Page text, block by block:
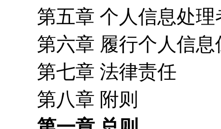
第五章 个人信息处理
第六章 履行个人信
第七章 法律责任
第八章 附则